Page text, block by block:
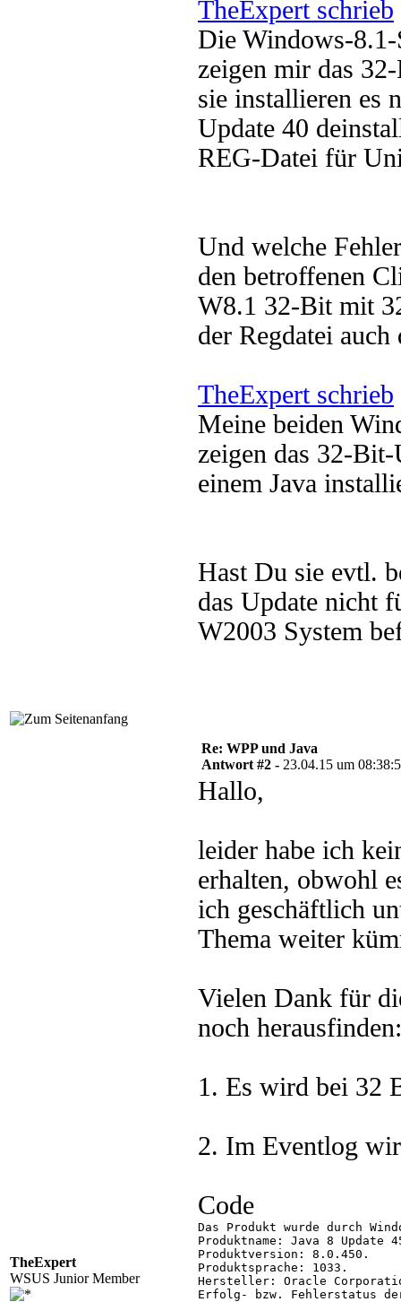
TheExpert schrieb
Die Windows-
zeigen mir das
sie installieren es
Update 40
REG-Datei für
Und welche
den betroffenen
W8.1 32-Bit mit
der Regdatei
TheExpert schrieb
Meine beiden
zeigen das 32-
einem Java
Hast Du sie evtl.
das Update nicht
W2003 System
TheExpert
WSUS Junior Member
Re: WPP und Java
Antwort #2 - 23.04.15 um
Hallo,
leider habe ich
erhalten, obwohl
ich geschäftlich
Thema weiter
Vielen Dank für
noch herausfinden:
1. Es wird bei 32
2. Im Eventlog
Code
Das Produkt wurde durch
Produktname: Java 8 Update
Produktversion: 8.0.450.
Produktsprache: 1033.
Hersteller: Oracle
Erfolg- bzw. Fehlerstatus